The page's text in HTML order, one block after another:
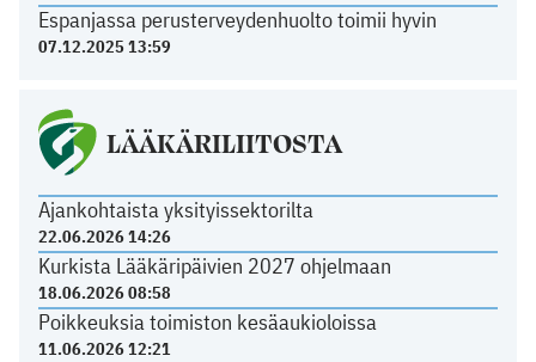
Espanjassa perusterveydenhuolto toimii hyvin
07.12.2025 13:59
LÄÄKÄRILIITOSTA
Ajankohtaista yksityissektorilta
22.06.2026 14:26
Kurkista Lääkäripäivien 2027 ohjelmaan
18.06.2026 08:58
Poikkeuksia toimiston kesäaukioloissa
11.06.2026 12:21